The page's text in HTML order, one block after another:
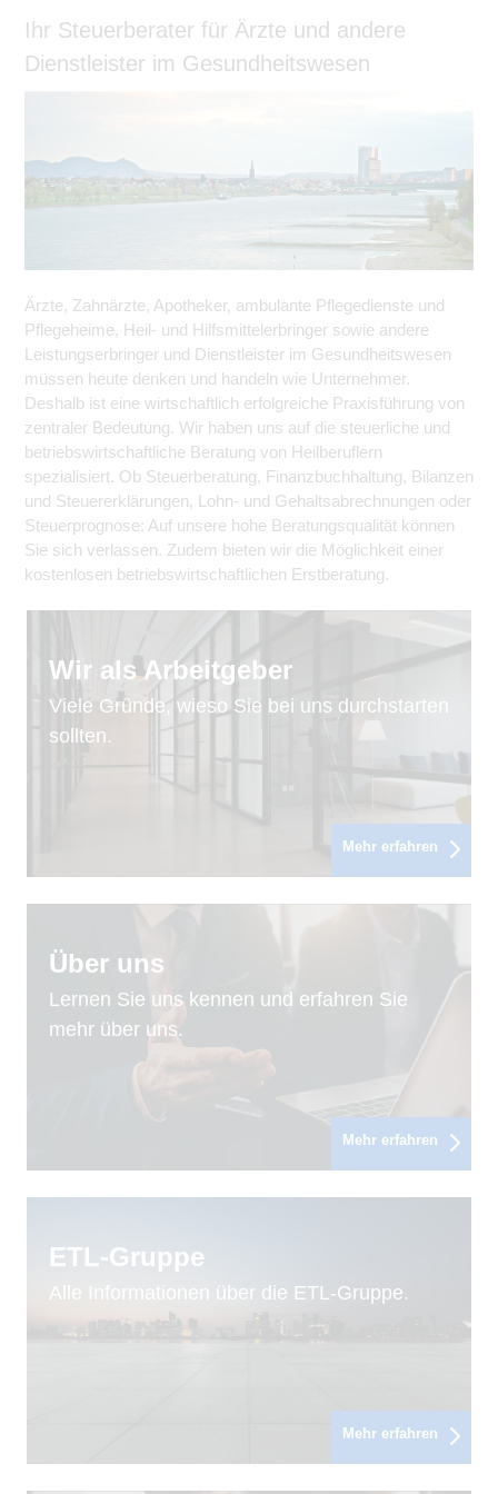
Ihr Steuerberater für Ärzte und andere
Dienstleister im Gesundheitswesen
Ärzte, Zahnärzte, Apotheker, ambulante Pflegedienste und
Pflegeheime, Heil- und Hilfsmittelerbringer sowie andere
Leistungserbringer und Dienstleister im Gesundheitswesen
müssen heute denken und handeln wie Unternehmer.
Deshalb ist eine wirtschaftlich erfolgreiche Praxisführung von
zentraler Bedeutung. Wir haben uns auf die steuerliche und
betriebswirtschaftliche Beratung von Heilberuflern
spezialisiert. Ob Steuer­beratung, Finanzbuchhaltung, Bilanzen
und Steuererklärungen, Lohn- und Gehaltsabrechnungen oder
Steuerprognose: Auf unsere hohe Beratungsqualität können
Sie sich verlassen. Zudem bieten wir die Möglichkeit einer
kostenlosen betriebswirtschaftlichen Erstberatung.
Wir als Arbeitgeber
Viele Gründe, wieso Sie bei uns durchstarten
sollten.
Mehr erfahren
Über uns
Lernen Sie uns kennen und erfahren Sie
mehr über uns.
Mehr erfahren
ETL-Gruppe
Alle Informationen über die ETL-Gruppe.
Mehr erfahren